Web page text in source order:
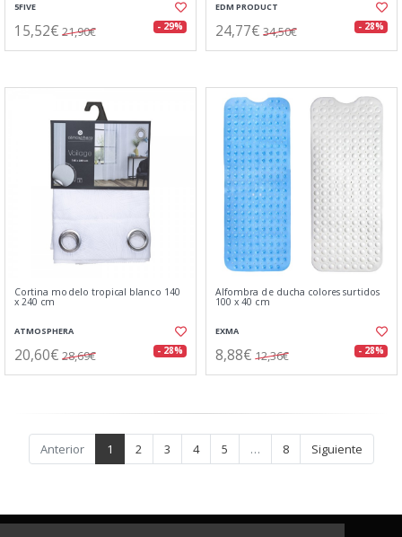
5FIVE
15,52€ 21,90€ - 29%
EDM PRODUCT
24,77€ 34,50€ - 28%
Cortina modelo tropical blanco 140
x 240 cm
ATMOSPHERA
20,60€ 28,69€ - 28%
Alfombra de ducha colores surtidos
100 x 40 cm
EXMA
8,88€ 12,36€ - 28%
Anterior 1 2 3 4 5 … 8 Siguiente